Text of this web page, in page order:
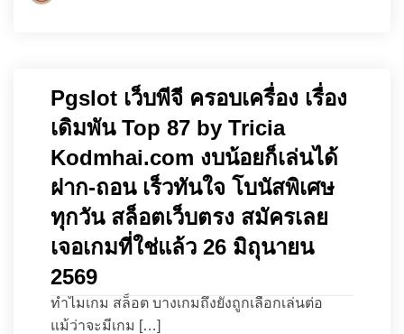
Pgslot เว็บพีจี ครอบเครื่อง เรื่อง
เดิมพัน Top 87 by Tricia
Kodmhai.com งบน้อยก็เล่นได้
ฝาก-ถอน เร็วทันใจ โบนัสพิเศษ
ทุกวัน สล็อตเว็บตรง สมัครเลย
เจอเกมที่ใช่แล้ว 26 มิถุนายน
2569
ทำไมเกม สล็อต บางเกมถึงยังถูกเลือกเล่นต่อ
แม้ว่าจะมีเกม […]